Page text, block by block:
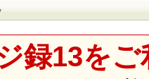
録13を